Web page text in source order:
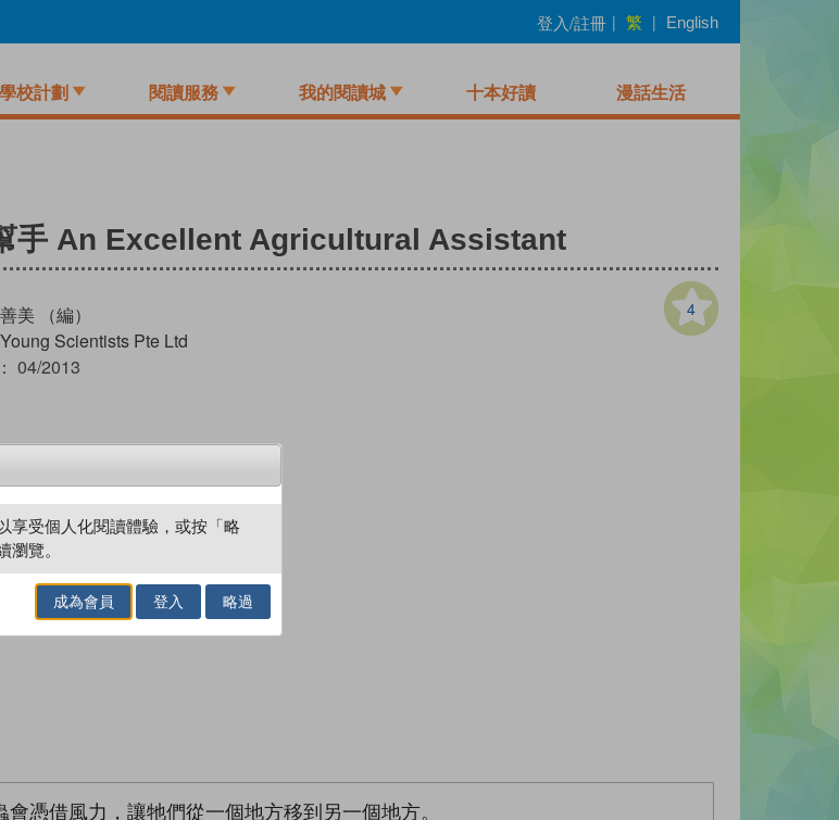
登入/註冊 | 繁 | English
校計劃 閱讀服務 我的閱讀城 十本好讀 漫話生活
手 An Excellent Agricultural Assistant
4
美 （編）
Young Scientists Pte Ltd
04/2013
試閲 加入閱讀紀錄
／閱讀電子書
憑借風力，讓牠們從一個地方移到另一個地方。
享受個人化閱讀體驗，或按「略
瀏覽。
成為會員 登入 略過